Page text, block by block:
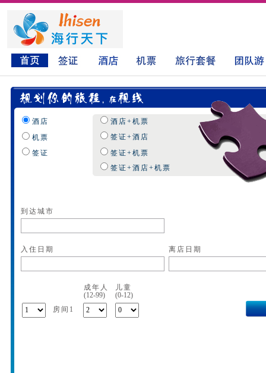
酒店
机票
签证
酒店+机票
签证+机票
签证+酒店
签证+酒店+机票
到达城市
入住日期 离店日期
成年人
儿童
(12-99)
(0-12)
房间1